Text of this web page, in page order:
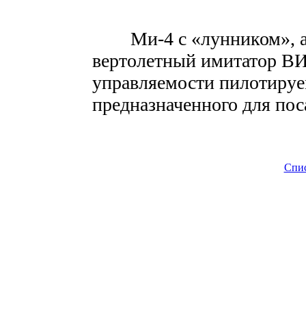
Ми-4 с «лунником», а,
вертолетный имитатор
управляемости
предназначенного для